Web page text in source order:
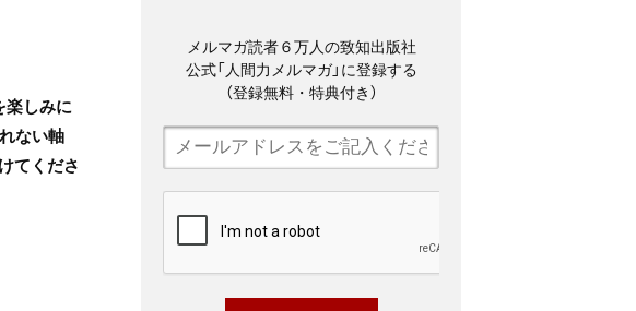
楽しみに
ない軸
てくださ
メルマガ読者６万人の致知出版社
公式「人間力メルマガ」に登録する
（登録無料・特典付き）